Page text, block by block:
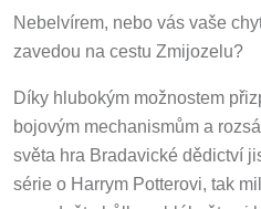
Nebelvírem, nebo vás vaše
zavedou na cestu Zmijozelu?
Díky hlubokým možnostem
bojovým mechanismům a
světa hra Bradavické dědictví
série o Harrym Potterovi, tak